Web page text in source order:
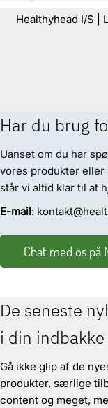
Healthyhead I/S |
Har du brug
Uanset om du har
vores produkter eller
står vi altid klar til at
E-mail:
Chat med os på
De seneste
i din indbakke
Gå ikke glip af de
produkter, særlige
content og meget,